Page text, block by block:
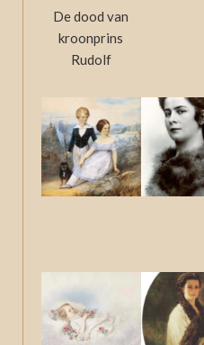
De dood van
kroonprins
Rudolf